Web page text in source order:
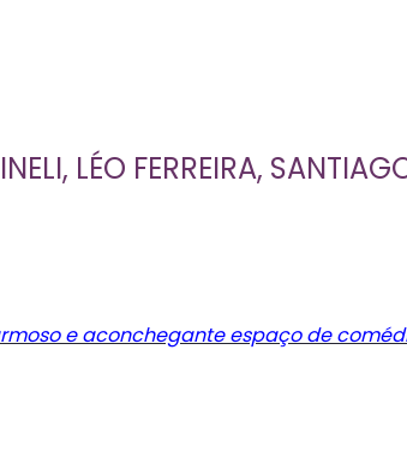
LÉO FERREIRA,
e aconchegante espaço de